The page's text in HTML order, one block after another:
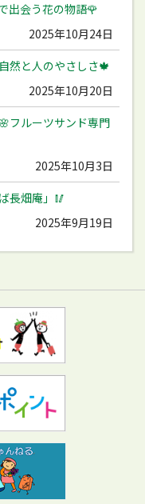
出会う花の物語🌹
2025年10月24日
然と人のやさしさ🍁
2025年10月20日
フルーツサンド専門
2025年10月3日
長畑庵」🥢
2025年9月19日